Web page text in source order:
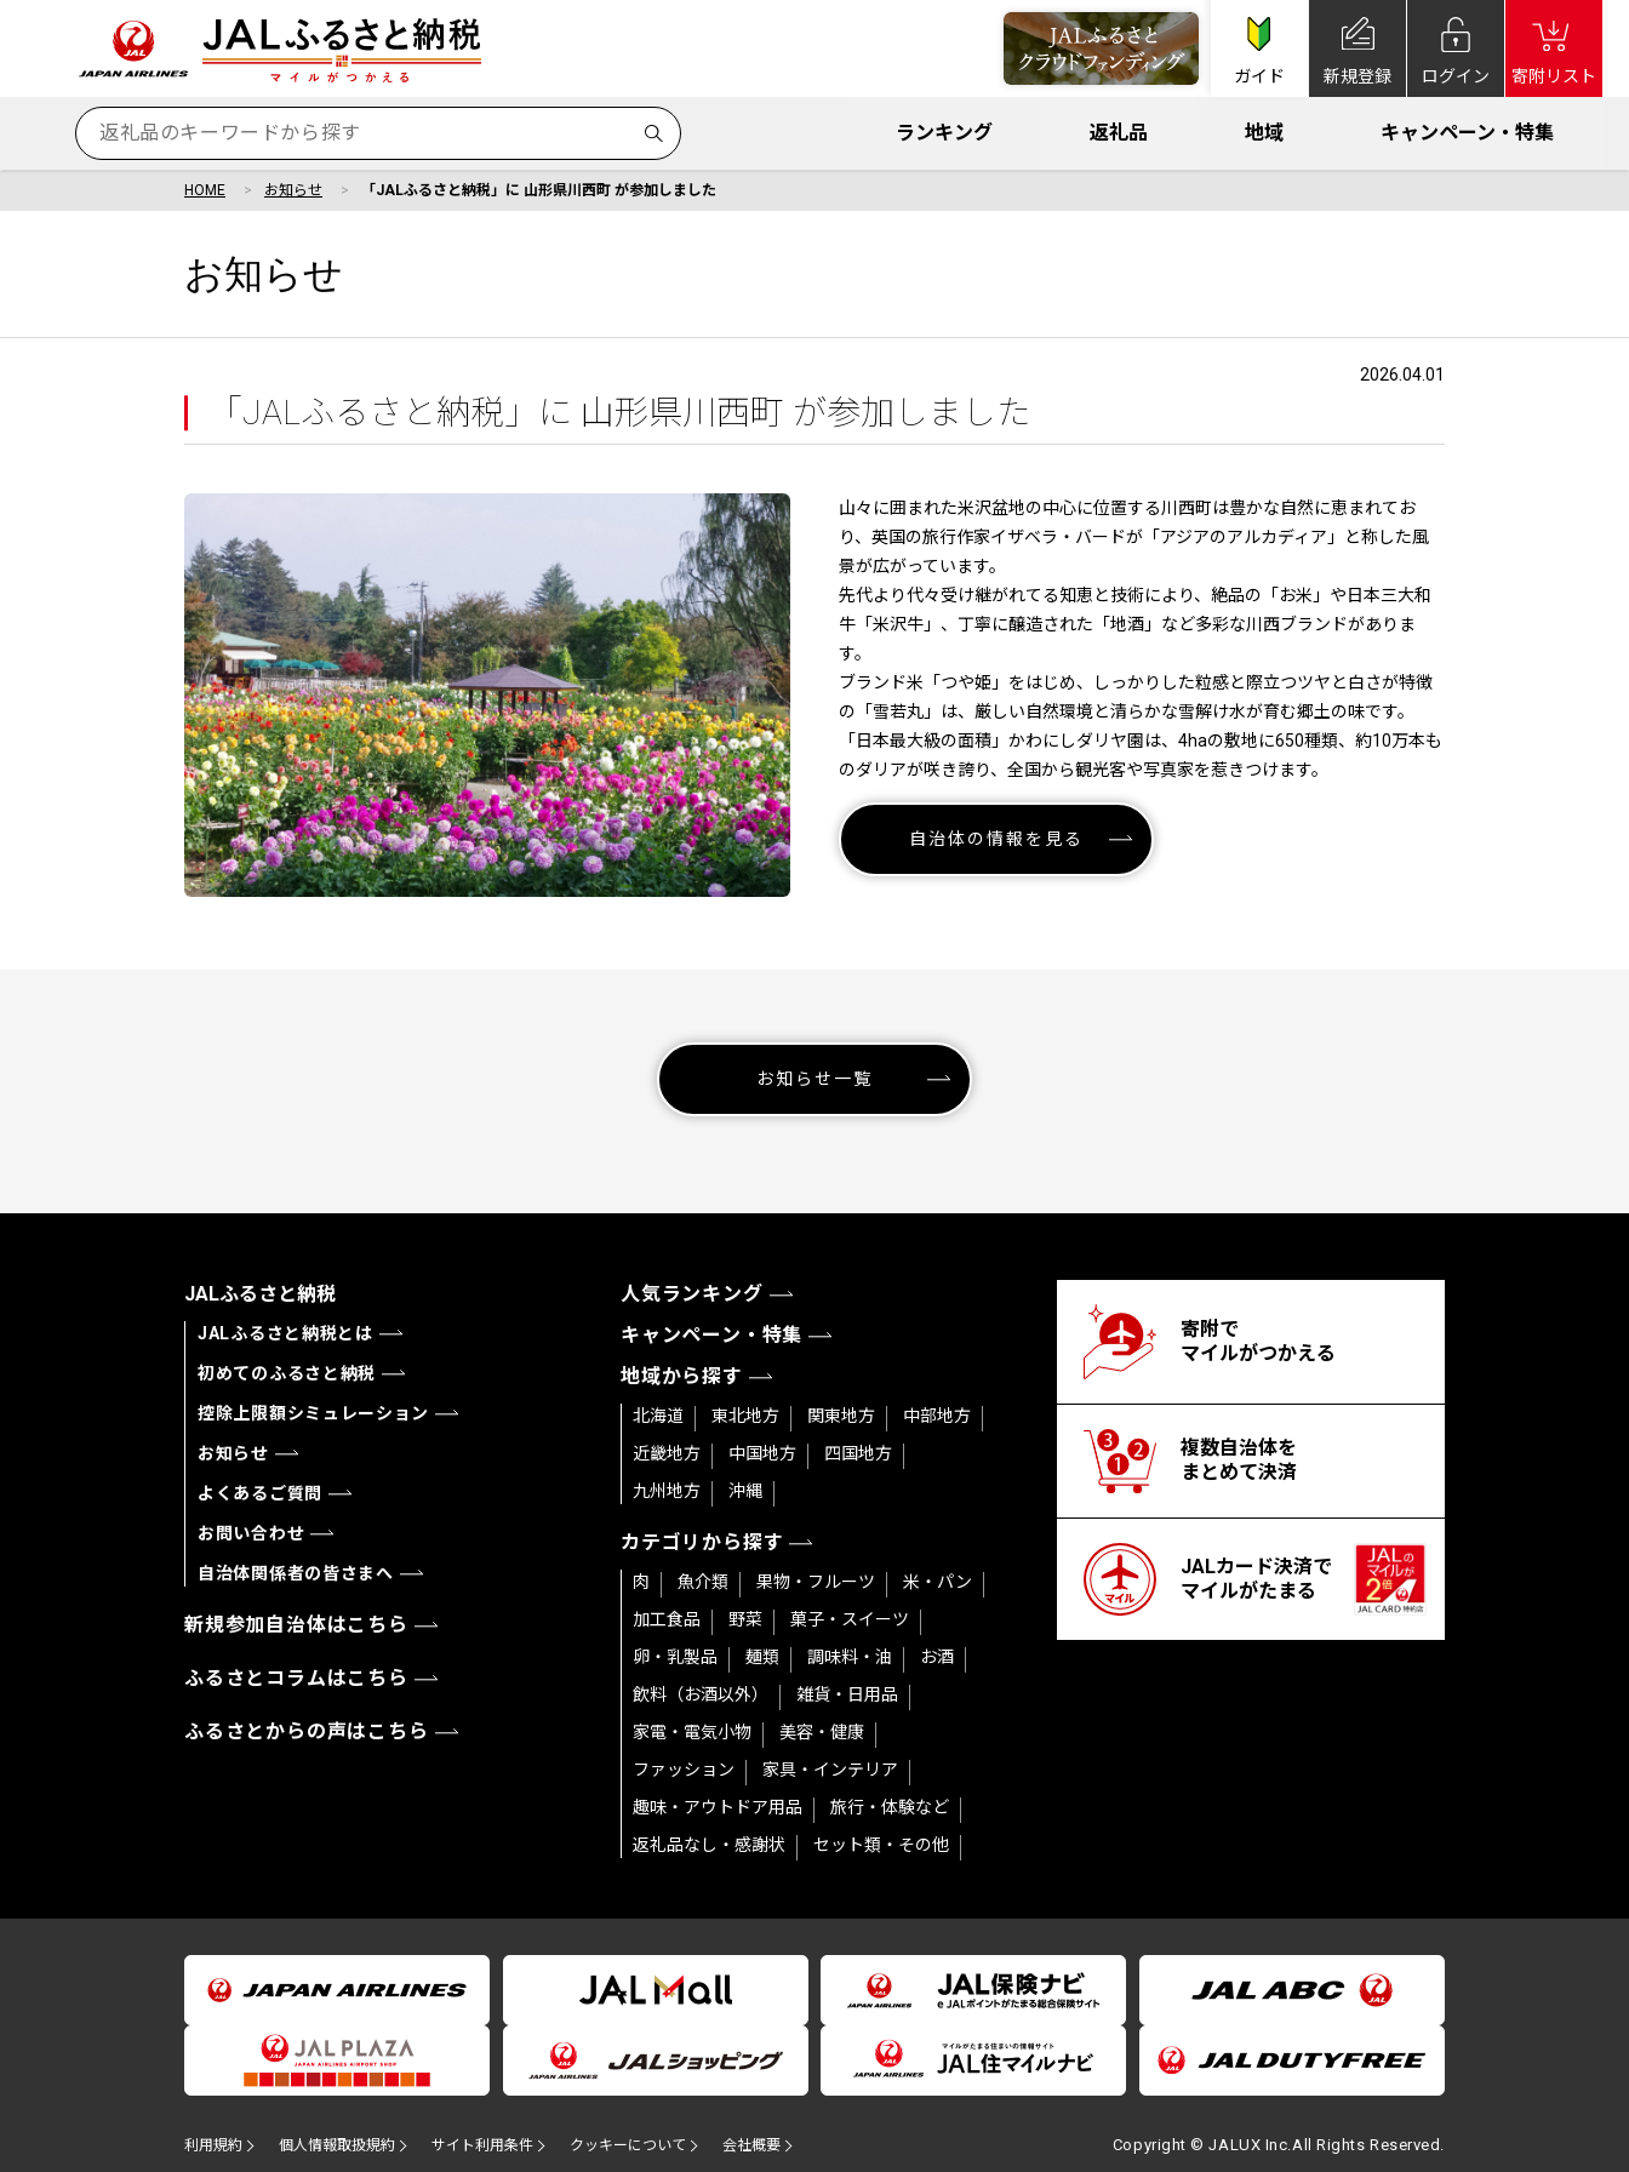
ガイド 新規登録 ログイン 寄附リスト
ランキング 返礼品 地域 キャンペーン・特集
HOME お知らせ 「JALふるさと納税」に 山形県川西町 が参加しました
お知らせ
2026.04.01
「JALふるさと納税」に 山形県川西町 が参加しました
山々に囲まれた米沢盆地の中心に位置する川西町は豊かな自然に恵まれてお
り、英国の旅行作家イザベラ・バードが「アジアのアルカディア」と称した風
景が広がっています。
先代より代々受け継がれてる知恵と技術により、絶品の「お米」や日本三大和
牛「米沢牛」、丁寧に醸造された「地酒」など多彩な川西ブランドがありま
す。
ブランド米「つや姫」をはじめ、しっかりした粒感と際立つツヤと白さが特徴
の「雪若丸」は、厳しい自然環境と清らかな雪解け水が育む郷土の味です。
「日本最大級の面積」かわにしダリヤ園は、4haの敷地に650種類、約10万本も
のダリアが咲き誇り、全国から観光客や写真家を惹きつけます。
自治体の情報を見る
お知らせ一覧
JALふるさと納税
JALふるさと納税とは
初めてのふるさと納税
控除上限額シミュレーション
お知らせ
よくあるご質問
お問い合わせ
自治体関係者の皆さまへ
新規参加自治体はこちら
ふるさとコラムはこちら
ふるさとからの声はこちら
人気ランキング
キャンペーン・特集
地域から探す
北海道 東北地方 関東地方
中部地方
近畿地方
中国地方
四国地方
九州地方
沖縄
カテゴリから探す
肉 魚介類 果物・フルーツ
米・パン
加工食品
野菜
菓子・スイーツ
卵・乳製品
麺類 調味料・油
お酒
飲料（お酒以外）
雑貨・日用品
家電・電気小物
美容・健康
ファッション
家具・インテリア
趣味・アウトドア用品
旅行・体験など
返礼品なし・感謝状
セット類・その他
寄附で
マイルがつかえる
複数自治体を
まとめて決済
JALカード決済で
マイルがたまる
利用規約 個人情報取扱規約 サイト利用条件 クッキーについて 会社概要 Copyright © JALUX Inc.All Rights Reserved.